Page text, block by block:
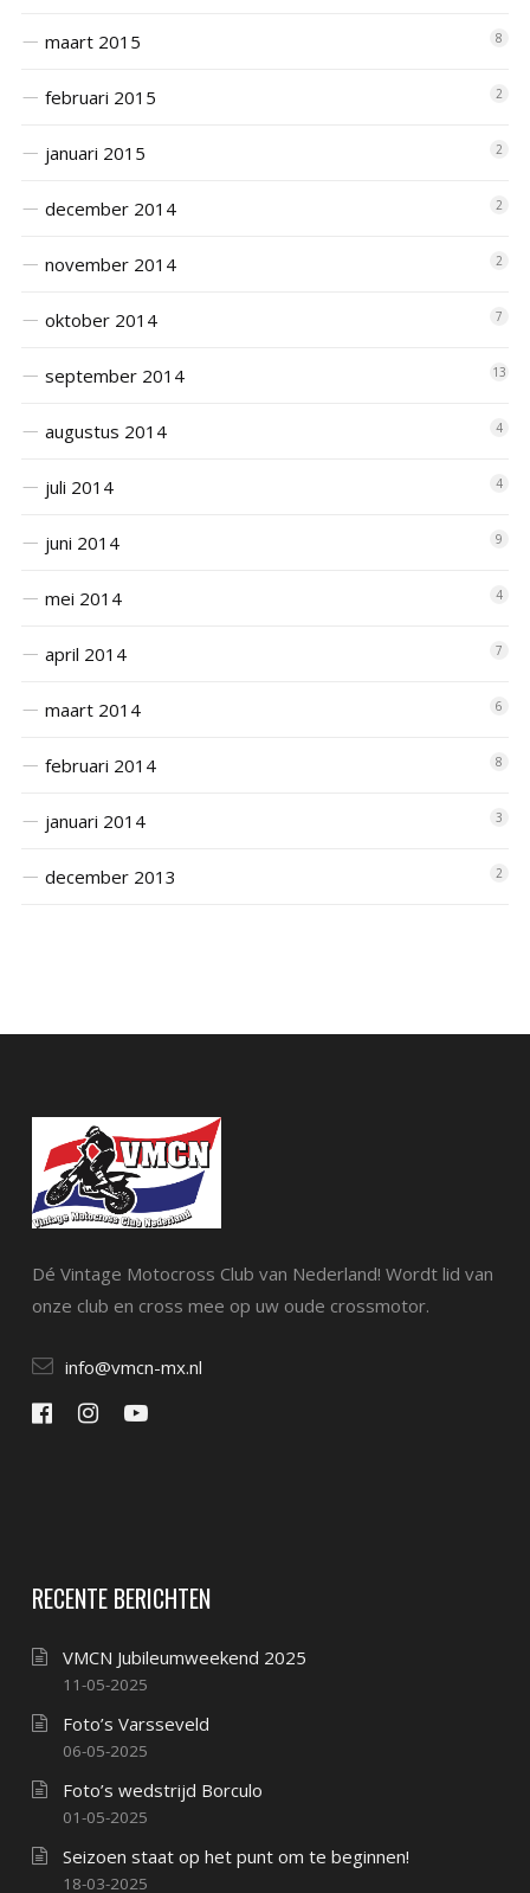
maart 2015 8
februari 2015 2
januari 2015 2
december 2014 2
november 2014 2
oktober 2014 7
september 2014 13
augustus 2014 4
juli 2014 4
juni 2014 9
mei 2014 4
april 2014 7
maart 2014 6
februari 2014 8
januari 2014 3
december 2013 2
Dé Vintage Motocross Club van Nederland! Wordt lid van
onze club en cross mee op uw oude crossmotor.
info@vmcn-mx.nl
RECENTE BERICHTEN
VMCN Jubileumweekend 2025
11-05-2025
Foto’s Varsseveld
06-05-2025
Foto’s wedstrijd Borculo
01-05-2025
Seizoen staat op het punt om te beginnen!
18-03-2025